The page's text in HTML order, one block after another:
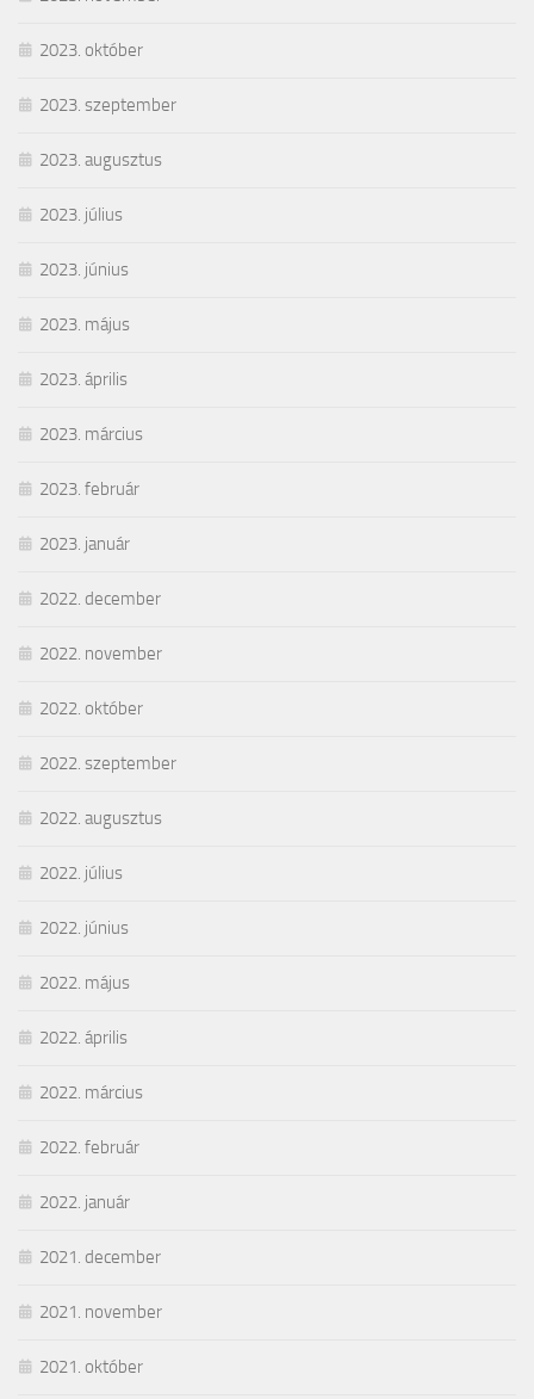
2023. október
2023. szeptember
2023. augusztus
2023. július
2023. június
2023. május
2023. április
2023. március
2023. február
2023. január
2022. december
2022. november
2022. október
2022. szeptember
2022. augusztus
2022. július
2022. június
2022. május
2022. április
2022. március
2022. február
2022. január
2021. december
2021. november
2021. október